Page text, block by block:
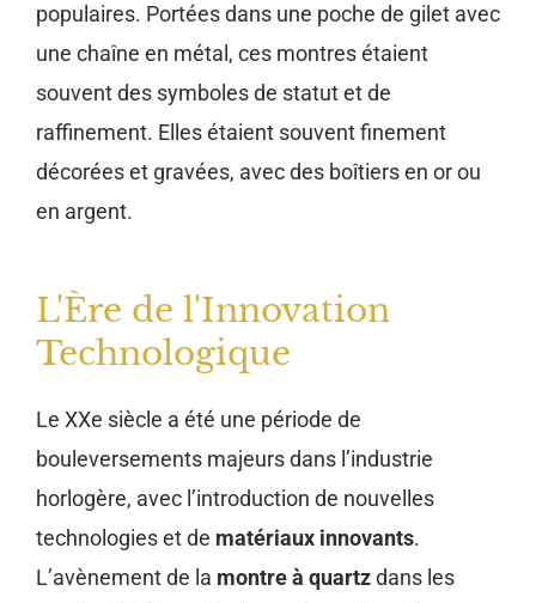
populaires. Portées dans une poche de gilet avec
une chaîne en métal, ces montres étaient
souvent des symboles de statut et de
raffinement. Elles étaient souvent finement
décorées et gravées, avec des boîtiers en or ou
en argent.
L'Ère de l'Innovation
Technologique
Le XXe siècle a été une période de
bouleversements majeurs dans l’industrie
horlogère, avec l’introduction de nouvelles
technologies et de matériaux innovants.
L’avènement de la montre à quartzdans les